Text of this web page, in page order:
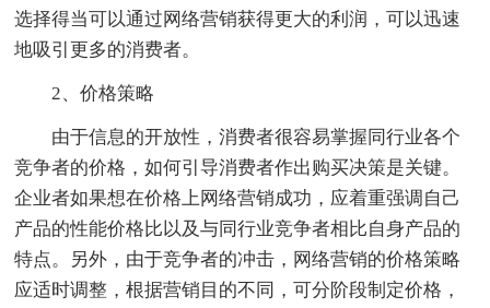
选择得当可以通过网络营销获得更大的利润，可以迅速
地吸引更多的消费者。
2、价格策略
由于信息的开放性，消费者很容易掌握同行业各个
竞争者的价格，如何引导消费者作出购买决策是关键。
企业者如果想在价格上网络营销成功，应着重强调自己
产品的性能价格比以及与同行业竞争者相比自身产品的
特点。另外，由于竞争者的冲击，网络营销的价格策略
应适时调整，根据营销目的不同，可分阶段制定价格，